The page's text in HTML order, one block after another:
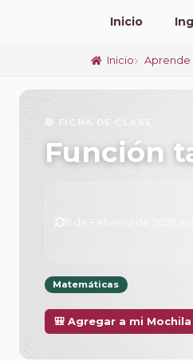
Inicio
Inicio Aprende
📚 FICHA DE CLASE
Función
Matemáticas
🎒 Agregar a mi Mochila